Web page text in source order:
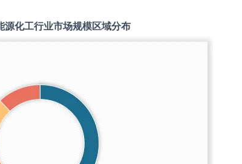
源化工行业市场规模区域分布